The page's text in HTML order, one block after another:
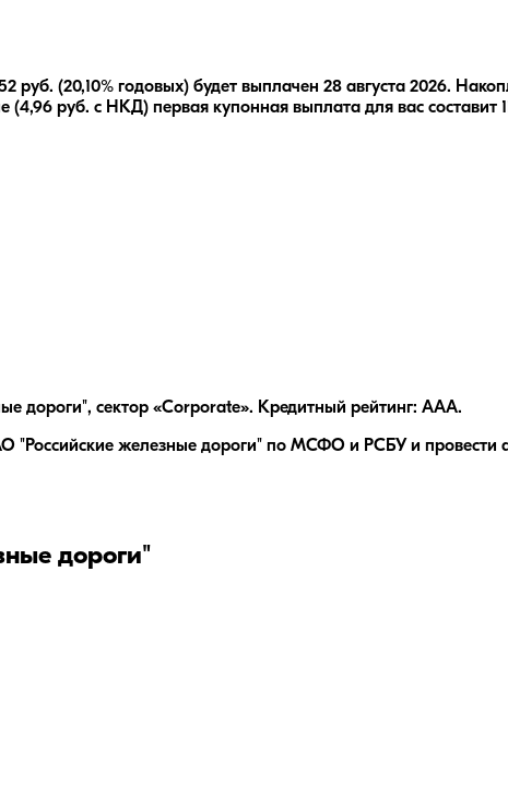
руб. (20,10% годовых) будет выплачен 28 августа 2026.
(4,96 руб. с НКД) первая купонная выплата для вас составит
дороги", сектор «Corporate». Кредитный рейтинг: AAA.
"Российские железные дороги" по МСФО и РСБУ и провести
дороги"